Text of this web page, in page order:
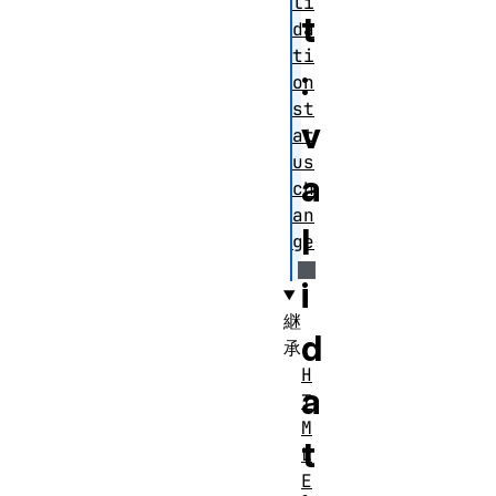
t
:
v
a
l
i
d
a
t
da
ti
on
st
at
us
ch
an
ge
継
承
H
T
M
L
E